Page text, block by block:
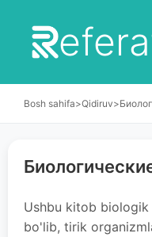
Bosh sahifa>Qidiruv>
Ushbu kitob
bo'lib, tirik